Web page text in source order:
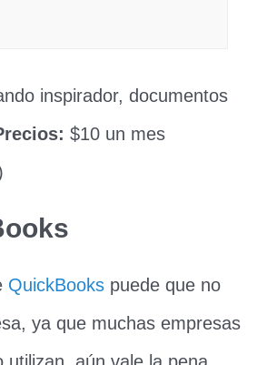
inspirador, documentos
$10 un mes
QuickBooks puede que no
ya que muchas empresas
utilizan, aún vale la pena